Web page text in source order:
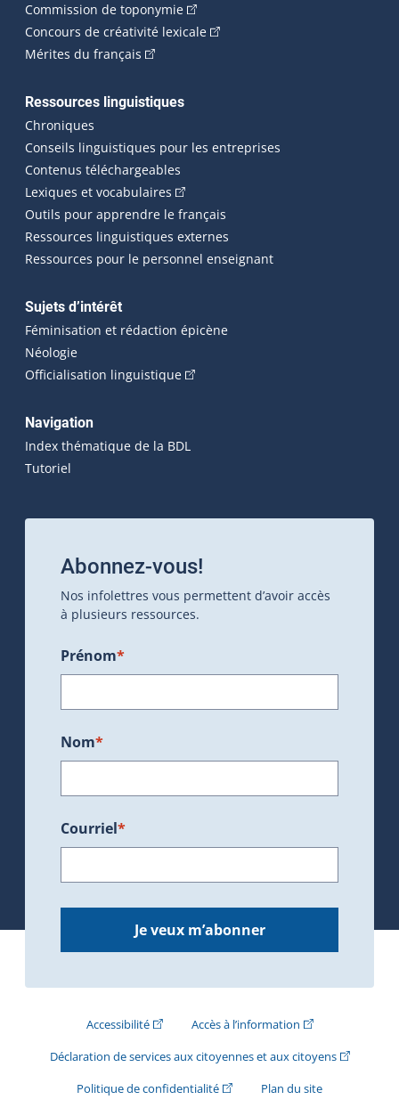
Commission de toponymie(Cet hyperlien externe s'ouvrira
Concours de créativité lexicale(Cet hyperlien externe
Mérites du français (Cet hyperlien externe s'ouvrira dans une
Ressources linguistiques
Chroniques
Conseils linguistiques pour les entreprises
Contenus téléchargeables
Lexiques et vocabulaires (Cet hyperlien externe s'ouvrira
Outils pour apprendre le français
Ressources linguistiques externes
Ressources pour le personnel enseignant
Sujets d’intérêt
Féminisation et rédaction épicène
Néologie
Officialisation linguistique(Cet hyperlien externe s'ouvrira
Navigation
Index thématique de la BDL
Tutoriel
Abonnez-vous!
Nos infolettres vous permettent d’avoir accès
à plusieurs ressources.
Prénom*
Nom*
Courriel*
Je veux m’abonner
Accessibilité(Cet hyperlien externe s'ouvrira dans une
Accès à l’information(Cet hyperlien
Déclaration de services aux citoyennes et aux citoyens(Cet
Politique de confidentialité(Cet hyperlien externe s'ouvrira
Plan du site